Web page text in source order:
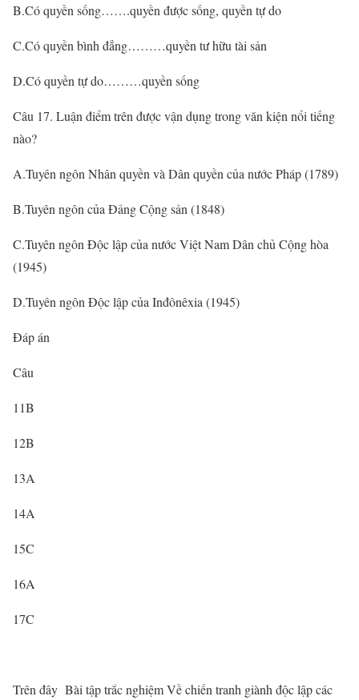
B.Có quyền sống…….quyền được sống, quyền tự do
C.Có quyền bình đẳng………quyền tư hữu tài sản
D.Có quyền tự do………quyền sống
Câu 17. Luận điểm trên được vận dụng trong văn kiện nổi tiếng
nào?
A.Tuyên ngôn Nhân quyền và Dân quyền của nước Pháp (1789)
B.Tuyên ngôn của Đảng Cộng sản (1848)
C.Tuyên ngôn Độc lập của nước Việt Nam Dân chủ Cộng hòa
(1945)
D.Tuyên ngôn Độc lập của Inđônêxia (1945)
Đáp án
Câu
11B
12B
13A
14A
15C
16A
17C
Trên đây Bài tập trắc nghiệm Về chiến tranh giành độc lập các